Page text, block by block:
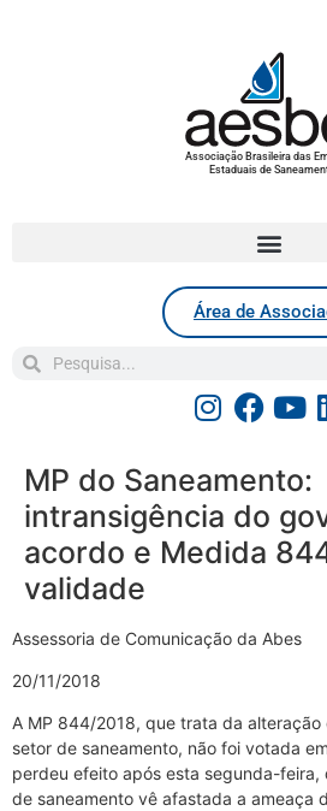
Associação Brasileira das
Estaduais de
Área de
MP do Saneamento:
intransigência do
acordo e Medida
validade
Assessoria de Comunicação da Abes
20/11/2018
A MP 844/2018, que trata da
setor de saneamento, não foi votada
perdeu efeito após esta segunda-feira,
de saneamento vê afastada a ameaça